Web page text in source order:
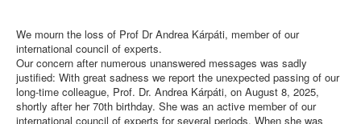
We mourn the loss of Prof Dr Andrea Kárpáti, member of our
international council of experts.
Our concern after numerous unanswered messages was sadly
justified: With great sadness we report the unexpected passing of our
long-time colleague, Prof. Dr. Andrea Kárpáti, on August 8, 2025,
shortly after her 70th birthday. She was an active member of our
international council of experts for several periods. When she was